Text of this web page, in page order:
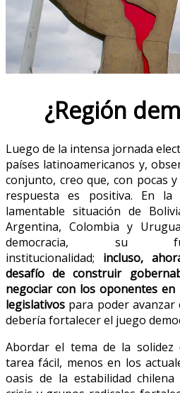
¿Región
Luego de la intensa jornada
países latinoamericanos y,
conjunto, creo que, con pocas
respuesta es positiva. En la
lamentable situación de
Argentina, Colombia y
democracia, su
institucionalidad; incluso,
desafío de construir
negociar con los oponentes
legislativos para poder avanzar
debería fortalecer el juego
Abordar el tema de la solidez
tarea fácil, menos en los
oasis de la estabilidad